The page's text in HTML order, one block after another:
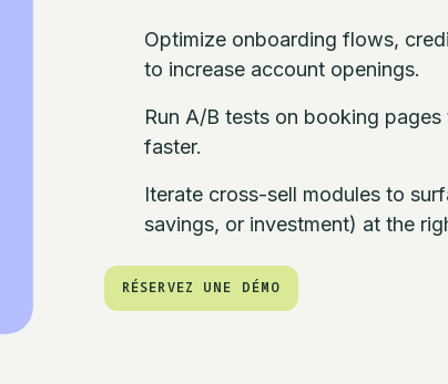
Optimize onboarding flows,
to increase account openings.
Run A/B tests on booking
faster.
Iterate cross-sell modules to
savings, or investment) at the
RÉSERVEZ UNE DÉMO